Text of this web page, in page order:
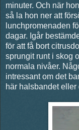
minuter. Och när
så la hon ner att
lunchpromenaden
dagar. Igår
för att få bort
sprungit runt i skog
normala nivåer.
intressant om det
här halsbandet eller